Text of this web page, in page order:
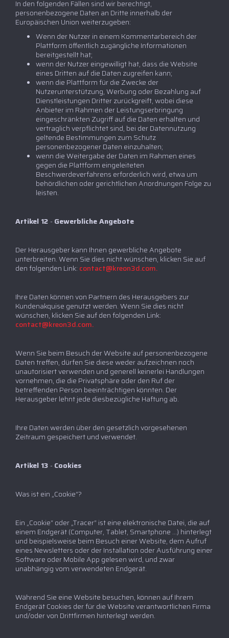
In den folgenden Fällen sind wir berechtigt,
personenbezogene Daten an Dritte innerhalb der
Europäischen Union weiterzugeben:
Wenn der Nutzer in einem Kommentarbereich der
Plattform öffentlich zugängliche Informationen
bereitgestellt hat;
wenn der Nutzer eingewilligt hat, dass die Website
eines Dritten auf die Daten zugreifen kann;
wenn die Plattform für die Zwecke der
Nutzerunterstützung, Werbung oder Bezahlung auf
Dienstleistungen Dritter zurückgreift, wobei diese
Anbieter im Rahmen der Leistungserbringung
eingeschränkten Zugriff auf die Daten erhalten und
vertraglich verpflichtet sind, bei der Datennutzung
geltende Bestimmungen zum Schutz
personenbezogener Daten einzuhalten;
wenn die Weitergabe der Daten im Rahmen eines
gegen die Plattform eingeleiteten
Beschwerdeverfahrens erforderlich wird, etwa um
behördlichen oder gerichtlichen Anordnungen Folge zu
leisten.
Artikel 12 - Gewerbliche Angebote
Der Herausgeber kann Ihnen gewerbliche Angebote
unterbreiten. Wenn Sie dies nicht wünschen, klicken Sie auf
den folgenden Link: contact@kreon3d.com.
Ihre Daten können von Partnern des Herausgebers zur
Kundenakquise genutzt werden. Wenn Sie dies nicht
wünschen, klicken Sie auf den folgenden Link:
contact@kreon3d.com.
Wenn Sie beim Besuch der Website auf personenbezogene
Daten treffen, dürfen Sie diese weder aufzeichnen noch
unautorisiert verwenden und generell keinerlei Handlungen
vornehmen, die die Privatsphäre oder den Ruf der
betreffenden Person beeinträchtigen könnten. Der
Herausgeber lehnt jede diesbezügliche Haftung ab.
Ihre Daten werden über den gesetzlich vorgesehenen
Zeitraum gespeichert und verwendet.
Artikel 13 - Cookies
Was ist ein „Cookie“?
Ein „Cookie“ oder „Tracer“ ist eine elektronische Datei, die auf
einem Endgerät (Computer, Tablet, Smartphone …) hinterlegt
und beispielsweise beim Besuch einer Website, dem Aufruf
eines Newsletters oder der Installation oder Ausführung einer
Software oder Mobile App gelesen wird, und zwar
unabhängig vom verwendeten Endgerät.
Während Sie eine Website besuchen, können auf Ihrem
Endgerät Cookies der für die Website verantwortlichen Firma
und/oder von Drittfirmen hinterlegt werden.